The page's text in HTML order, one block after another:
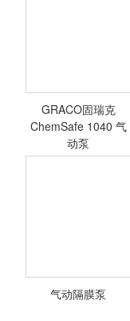
<查看详情>
<查看详情>
GRACO固瑞克
ChemSafe 1040 气
动泵
气动隔膜泵